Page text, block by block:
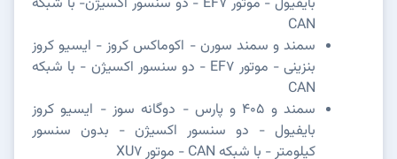
CAN
سمند و سمند سورن - اکوماکس کروز - ایسیو کروز
بنزینی - موتور EF7 - دو سنسور اکسیژن - با شبکه
CAN
سمند و 405 و پارس - دوگانه سوز - ایسیو کروز
بایفیول - دو سنسور اکسیژن - بدون سنسور
کیلومتر - با شبکه CAN - موتور XU7